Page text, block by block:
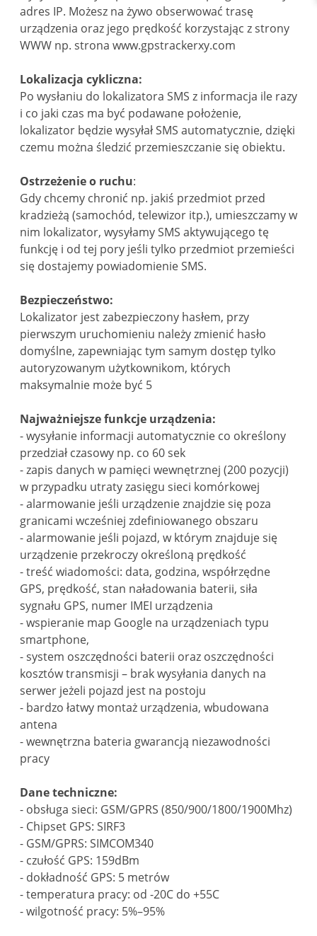
adres IP. Możesz na żywo obserwować trasę
urządzenia oraz jego prędkość korzystając z strony
WWW np. strona www.gpstrackerxy.com
Lokalizacja cykliczna:
Po wysłaniu do lokalizatora SMS z informacja ile razy
i co jaki czas ma być podawane położenie,
lokalizator będzie wysyłał SMS automatycznie, dzięki
czemu można śledzić przemieszczanie się obiektu.
Ostrzeżenie o ruchu:
Gdy chcemy chronić np. jakiś przedmiot przed
kradzieżą (samochód, telewizor itp.), umieszczamy w
nim lokalizator, wysyłamy SMS aktywującego tę
funkcję i od tej pory jeśli tylko przedmiot przemieści
się dostajemy powiadomienie SMS.
Bezpieczeństwo:
Lokalizator jest zabezpieczony hasłem, przy
pierwszym uruchomieniu należy zmienić hasło
domyślne, zapewniając tym samym dostęp tylko
autoryzowanym użytkownikom, których
maksymalnie może być 5
Najważniejsze funkcje urządzenia:
- wysyłanie informacji automatycznie co określony
przedział czasowy np. co 60 sek
- zapis danych w pamięci wewnętrznej (200 pozycji)
w przypadku utraty zasięgu sieci komórkowej
- alarmowanie jeśli urządzenie znajdzie się poza
granicami wcześniej zdefiniowanego obszaru
- alarmowanie jeśli pojazd, w którym znajduje się
urządzenie przekroczy określoną prędkość
- treść wiadomości: data, godzina, współrzędne
GPS, prędkość, stan naładowania baterii, siła
sygnału GPS, numer IMEI urządzenia
- wspieranie map Google na urządzeniach typu
smartphone,
- system oszczędności baterii oraz oszczędności
kosztów transmisji – brak wysyłania danych na
serwer jeżeli pojazd jest na postoju
- bardzo łatwy montaż urządzenia, wbudowana
antena
- wewnętrzna bateria gwarancją niezawodności
pracy
Dane techniczne:
- obsługa sieci: GSM/GPRS (850/900/1800/1900Mhz)
- Chipset GPS: SIRF3
- GSM/GPRS: SIMCOM340
- czułość GPS: 159dBm
- dokładność GPS: 5 metrów
- temperatura pracy: od -20C do +55C
- wilgotność pracy: 5%–95%